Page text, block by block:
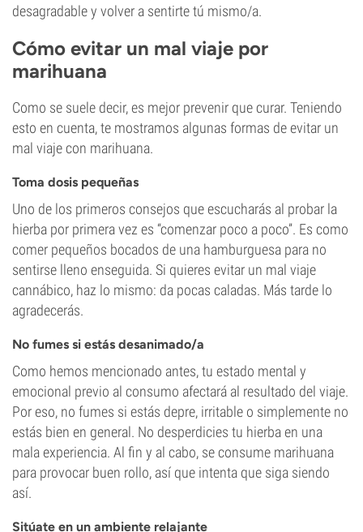
desagradable y volver a sentirte tú mismo/a.
Cómo evitar un mal viaje por
marihuana
Como se suele decir, es mejor prevenir que curar. Teniendo
esto en cuenta, te mostramos algunas formas de evitar un
mal viaje con marihuana.
Toma dosis pequeñas
Uno de los primeros consejos que escucharás al probar la
hierba por primera vez es “comenzar poco a poco”. Es como
comer pequeños bocados de una hamburguesa para no
sentirse lleno enseguida. Si quieres evitar un mal viaje
cannábico, haz lo mismo: da pocas caladas. Más tarde lo
agradecerás.
No fumes si estás desanimado/a
Como hemos mencionado antes, tu estado mental y
emocional previo al consumo afectará al resultado del viaje.
Por eso, no fumes si estás depre, irritable o simplemente no
estás bien en general. No desperdicies tu hierba en una
mala experiencia. Al fin y al cabo, se consume marihuana
para provocar buen rollo, así que intenta que siga siendo
así.
Sitúate en un ambiente relajante